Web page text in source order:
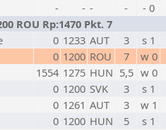
- - - -
- 0
ROU Rp:1470 Pkt. 7
0 1233 AUT 3
s 1
0 1200 ROU 7
w 0
1554 1275 HUN 5,5 w 0
0 1200 SVK 3
s 1
0 1261 AUT 3
w 1
0 1200 HUN 5
s 1